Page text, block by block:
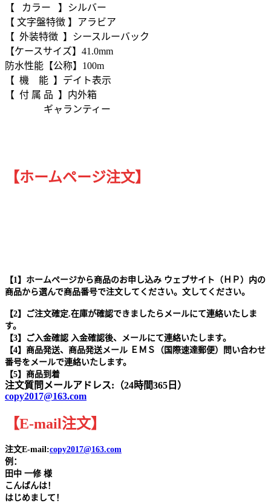
【 カラー 】シルバー
【 文字盤特徴 】アラビア
【 外装特徴 】シースルーバック
【ケースサイズ】41.0mm
防水性能【公称】100m
【 機 能 】デイト表示
【 付 属 品 】内外箱
ギャランティー
【ホームページ注文】
【1】ホームページから商品のお申し込み ウェブサイト（ＨＰ）内の
商品から選んで商品番号で注文してください。文してください。
【2】ご注文確定.在庫が確認できましたらメールにて連絡いたしま
す。
【3】ご入金確認 入金確認後、メールにて連絡いたします。
【4】商品発送、商品発送メール ＥＭＳ（国際速達郵便）問い合わせ
番号をメールで連絡いたします。
【5】商品到着
注文質問メールアドレス:（24時間365日）
copy2017@163.com
【E-mail注文】
注文E-mail:copy2017@163.com
例：
田中 一修 様
こんばんは！
はじめまして！